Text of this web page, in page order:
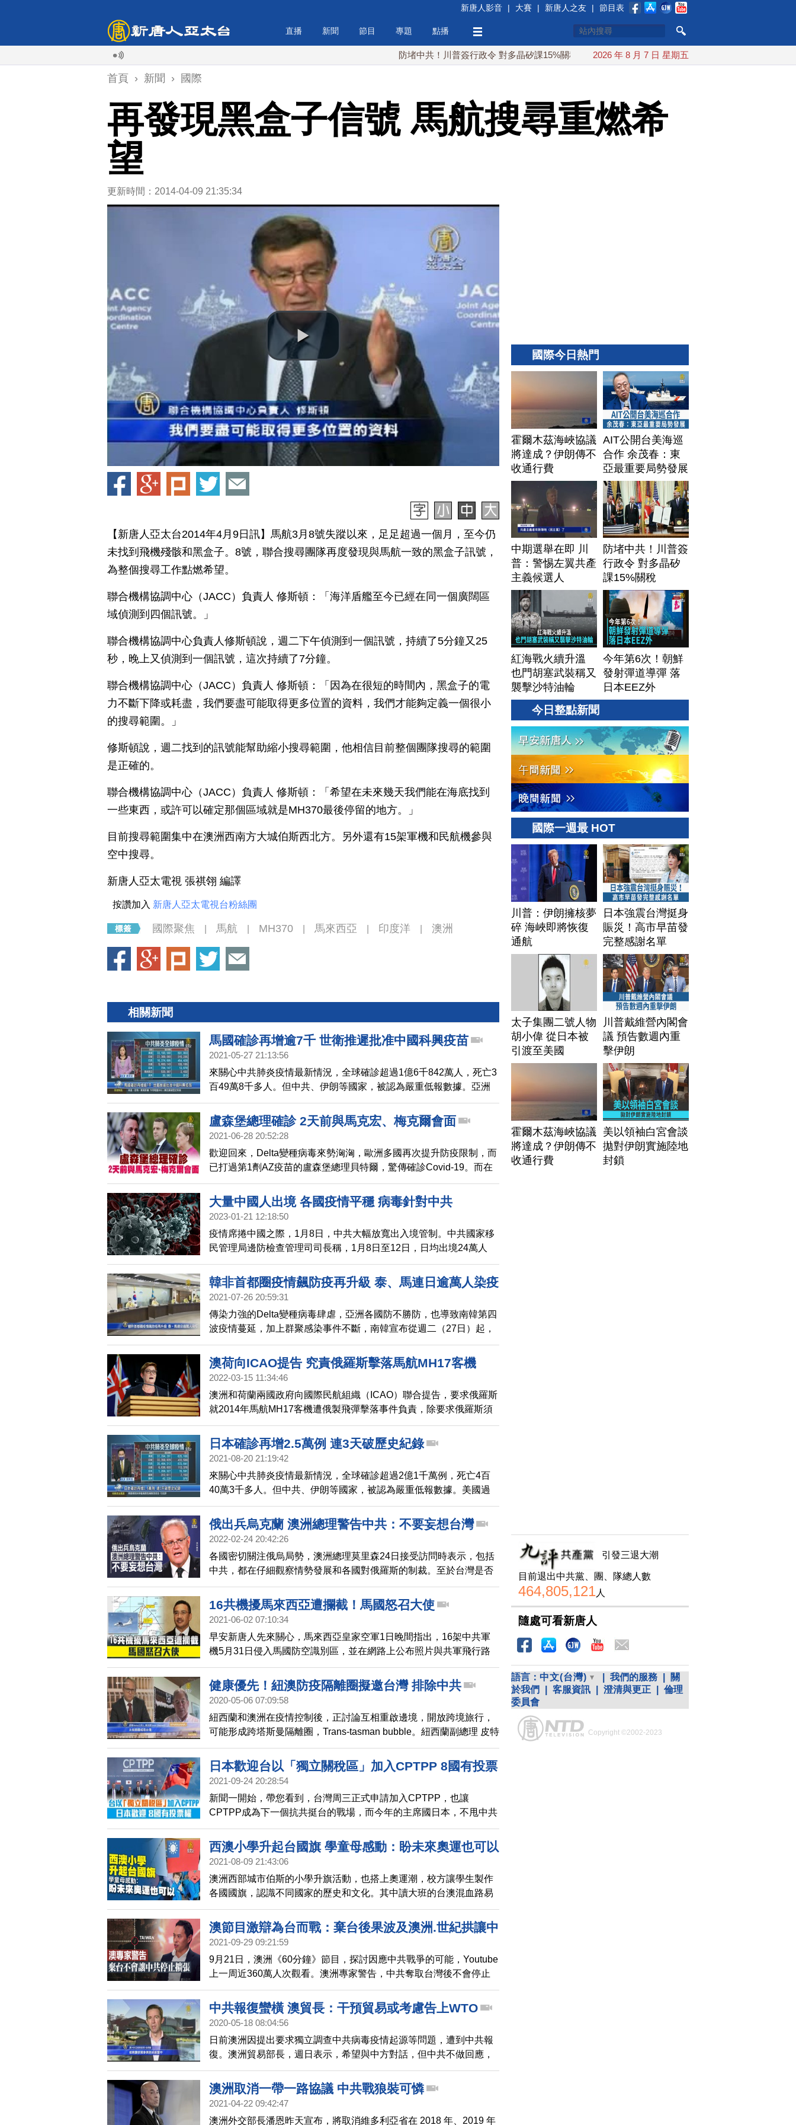
新唐人影音 | 大賽 | 新唐人之友 | 節目表
直播 新聞 節目 專題 點播
防堵中共！川普簽行政令 對多晶矽課15%關稅 日本氣象廳緊盯白海豚颱風 台灣最快下午發海警
2026 年 8 月 7 日 星期五
首頁 › 新聞 › 國際
再發現黑盒子信號 馬航搜尋重燃希
望
更新時間：2014-04-09 21:35:34
【新唐人亞太台2014年4月9日訊】馬航3月8號失蹤以來，足足超過一個月，至今仍
未找到飛機殘骸和黑盒子。8號，聯合搜尋團隊再度發現與馬航一致的黑盒子訊號，
為整個搜尋工作點燃希望。
聯合機構協調中心（JACC）負責人 修斯頓：「海洋盾艦至今已經在同一個廣闊區
域偵測到四個訊號。」
聯合機構協調中心負責人修斯頓說，週二下午偵測到一個訊號，持續了5分鐘又25
秒，晚上又偵測到一個訊號，這次持續了7分鐘。
聯合機構協調中心（JACC）負責人 修斯頓：「因為在很短的時間內，黑盒子的電
力不斷下降或耗盡，我們要盡可能取得更多位置的資料，我們才能夠定義一個很小
的搜尋範圍。」
修斯頓說，週二找到的訊號能幫助縮小搜尋範圍，他相信目前整個團隊搜尋的範圍
是正確的。
聯合機構協調中心（JACC）負責人 修斯頓：「希望在未來幾天我們能在海底找到
一些東西，或許可以確定那個區域就是MH370最後停留的地方。」
目前搜尋範圍集中在澳洲西南方大城伯斯西北方。另外還有15架軍機和民航機參與
空中搜尋。
新唐人亞太電視 張祺翎 編譯
按讚加入 新唐人亞太電視台粉絲團
國際聚焦 馬航 MH370 馬來西亞 印度洋 澳洲
相關新聞
馬國確診再增逾7千 世衛推遲批准中國科興疫苗
2021-05-27 21:13:56
來關心中共肺炎疫情最新情況，全球確診超過1億6千842萬人，死亡3
百49萬8千多人。但中共、伊朗等國家，被認為嚴重低報數據。亞洲
方面，印度單日新增確診21萬1千多例，死亡增加3千8百人。日本東
京等9地疫情延燒，緊急事態可能延長到跟沖繩縣同步在6月20日解
禁。馬來西亞連2天新增確診都破7千例，創新高紀錄。澳洲維多利亞
墨爾本一人觀看足球賽後確診，數千球迷必須自我隔離和採檢。世界
衛生組織要求中國科興，提交更多疫苗生產過程及安全數據，預料可
能要延到下個
盧森堡總理確診 2天前與馬克宏、梅克爾會面
2021-06-28 20:52:28
歡迎回來，Delta變種病毒來勢洶洶，歐洲多國再次提升防疫限制，而
已打過第1劑AZ疫苗的盧森堡總理貝特爾，驚傳確診Covid-19。而在
消息公布的兩天前，貝特爾才在布魯塞爾參加歐盟峰會，同場的包括
德國總理梅克爾和法國總統馬克宏等多國政要。
大量中國人出境 各國疫情平穩 病毒針對中共
2023-01-21 12:18:50
疫情席捲中國之際，1月8日，中共大幅放寬出入境管制。中共國家移
民管理局邊防檢查管理司司長稱，1月8日至12日，日均出境24萬人
次，較開放出入境管制前上升了43.3%。
韓非首都圈疫情飆防疫再升級 泰、馬連日逾萬人染疫
2021-07-26 20:59:31
傳染力強的Delta變種病毒肆虐，亞洲各國防不勝防，也導致南韓第四
波疫情蔓延，加上群聚感染事件不斷，南韓宣布從週二（27日）起，
將非首都圈防疫等級上調至第三級。
澳荷向ICAO提告 究責俄羅斯擊落馬航MH17客機
2022-03-15 11:34:46
澳洲和荷蘭兩國政府向國際民航組織（ICAO）聯合提告，要求俄羅斯
就2014年馬航MH17客機遭俄製飛彈擊落事件負責，除要求俄羅斯須
賠償受害人，也要求ICAO暫停俄羅斯在該組織的投票權。
日本確診再增2.5萬例 連3天破歷史紀錄
2021-08-20 21:19:42
來關心中共肺炎疫情最新情況，全球確診超過2億1千萬例，死亡4百
40萬3千多人。但中共、伊朗等國家，被認為嚴重低報數據。美國過
去兩週單日平均新增確診超過13萬例，其中，3名接種過疫苗的聯邦
參議員韋克爾、希肯魯柏和金恩確診，美國國會已有超過70名參議員
和眾議員染疫。亞洲方面，日本單日新增確診再次突破2萬5千人，連
5千人。越南首次單日新增確診超過1萬例，創疫情爆發以來新高紀
錄，累計確診突破30萬大關，胡志明市下週一封城。澳洲新南威爾斯
省新增644例
俄出兵烏克蘭 澳洲總理警告中共：不要妄想台灣
2022-02-24 20:42:26
各國密切關注俄烏局勢，澳洲總理莫里森24日接受訪問時表示，包括
中共，都在仔細觀察情勢發展和各國對俄羅斯的制裁。至於台灣是否
會成為下一個遭鄰國入侵的對象，莫里森重申澳洲立場，呼籲中共不
要妄想。
16共機擾馬來西亞遭攔截！馬國怒召大使
2021-06-02 07:10:34
早安新唐人先來關心，馬來西亞皇家空軍1日晚間指出，16架中共軍
機5月31日侵入馬國防空識別區，並在網路上公布照片與共軍飛行路
徑。共機型號包括運20、伊爾76，馬來西亞空軍緊急升空攔截，並多
次警告中共，但對方不予回應。馬來西亞軍方表示，中方飛機的行動
非常「可疑」，已嚴重威脅到國家主權和航空安全。馬來西亞外交大
解釋。
健康優先！紐澳防疫隔離圈擬邀台灣 排除中共
2020-05-06 07:09:58
紐西蘭和澳洲在疫情控制後，正討論互相重啟邊境，開放跨境旅行，
可能形成跨塔斯曼隔離圈，Trans-tasman bubble。紐西蘭副總理 皮特
斯指出，台灣、南韓等國可能加入，但現階段不考慮中共。
日本歡迎台以「獨立關稅區」加入CPTPP 8國有投票
權
2021-09-24 20:28:54
新聞一開始，帶您看到，台灣周三正式申請加入CPTPP，也讓
CPTPP成為下一個抗共挺台的戰場，而今年的主席國日本，不甩中共
以「一個中國」為由跳腳反對，日本政府發言人加藤勝信，今天(24
日)公開表示，非常歡迎台灣的加入。並強調，新加入的對象可以是國
家或單獨的關稅區，所以台灣加入TPP在協定上是可能的。總統蔡英
西澳小學升起台國旗 學童母感動：盼未來奧運也可以
2021-08-09 21:43:06
澳洲西部城市伯斯的小學升旗活動，也搭上奧運潮，校方讓學生製作
各國國旗，認識不同國家的歷史和文化。其中讀大班的台澳混血路易
斯，在升旗活動中高舉中華民國國旗，讓校方看到台灣，讓來自台灣
高雄，在現場見證的媽媽很感動，這位台籍媽媽說，希望有天台灣選
手也能拿著國旗站上奧運會場。
澳節目激辯為台而戰：棄台後果波及澳洲.世紀拱讓中
共
2021-09-29 09:21:59
9月21日，澳洲《60分鐘》節目，探討因應中共戰爭的可能，Youtube
上一周近360萬人次觀看。澳洲專家警告，中共奪取台灣後不會停止
擴張，澳洲若坐視侵略台灣，不僅不道德，澳洲也將承受後果，而且
美澳戰略同盟恐怕崩解。
中共報復蠻橫 澳貿長：干預貿易或考慮告上WTO
2020-05-18 08:04:56
日前澳洲因提出要求獨立調查中共病毒疫情起源等問題，遭到中共報
復。澳洲貿易部長，週日表示，希望與中方對話，但中共不做回應，
澳洲會保留權利，考慮把中共告上世貿組織。
澳洲取消一帶一路協議 中共戰狼裝可憐
2021-04-22 09:42:47
澳洲外交部長潘恩昨天宣布，將取消維多利亞省在 2018 年、2019 年
國際今日熱門
霍爾木茲海峽協議
將達成？伊朗傳不
收通行費
AIT公開台美海巡
合作 余茂春：東
亞最重要局勢發展
中期選舉在即 川
普：警惕左翼共產
主義候選人
防堵中共！川普簽
行政令 對多晶矽
課15%關稅
紅海戰火續升溫
也門胡塞武裝稱又
襲擊沙特油輪
今年第6次！朝鮮
發射彈道導彈 落
日本EEZ外
今日整點新聞
國際一週最 HOT
川普：伊朗擁核夢
碎 海峽即將恢復
通航
日本強震台灣挺身
賑災！高市早苗發
完整感謝名單
太子集團二號人物
胡小偉 從日本被
引渡至美國
川普戴維營內閣會
議 預告數週內重
擊伊朗
霍爾木茲海峽協議
將達成？伊朗傳不
收通行費
美以領袖白宮會談
拋對伊朗實施陸地
封鎖
引發三退大潮
目前退出中共黨、團、隊總人數
464,805,121人
隨處可看新唐人
語言： 中文(台灣) 我們的服務
關
於我們
客服資訊 澄清與更正
倫理
委員會
Copyright ©2002-2023